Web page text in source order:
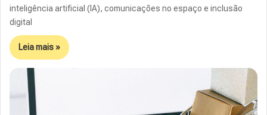
inteligência artificial (IA), comunicações no espaço e inclusão
digital
Leia mais »